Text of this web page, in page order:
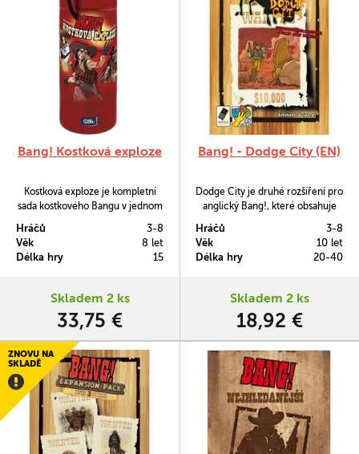
Bang! Kostková exploze
Kostková exploze je kompletní
sada kostkového Bangu v jednom
dynamitu. Najdete v něm základní
hru, rozšíření Old Saloon a
NEmrtví nebo živí a 4 zcela nové
Hráčů
3-8
Věk
8 let
Délka hry
15
Skladem 2 ks
33,75 €
Bang! - Dodge City (EN)
Dodge City je druhé rozšíření pro
anglický Bang!, které obsahuje
umožňují hraní i jen ve třech
hráčích nebo naopak až v osmi
(díky druhé kartě odpadlíka).
Hráčů
3-8
Věk
10 let
Délka hry
20-40
Skladem 2 ks
18,92 €
ZNOVU NA
SKLADĚ